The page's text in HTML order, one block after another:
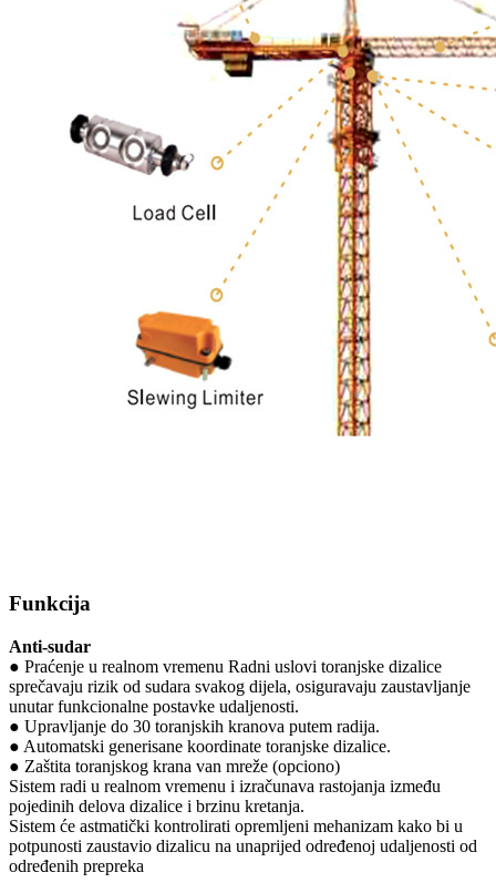
Funkcija
Anti-sudar
● Praćenje u realnom vremenu Radni uslovi toranjske dizalice
sprečavaju rizik od sudara svakog dijela, osiguravaju zaustavljanje
unutar funkcionalne postavke udaljenosti.
● Upravljanje do 30 toranjskih kranova putem radija.
● Automatski generisane koordinate toranjske dizalice.
● Zaštita toranjskog krana van mreže (opciono)
Sistem radi u realnom vremenu i izračunava rastojanja između
pojedinih delova dizalice i brzinu kretanja.
Sistem će astmatički kontrolirati opremljeni mehanizam kako bi u
potpunosti zaustavio dizalicu na unaprijed određenoj udaljenosti od
određenih prepreka